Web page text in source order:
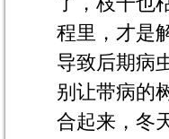
程里，才是
导致后期病
别让带病的
合起来，冬